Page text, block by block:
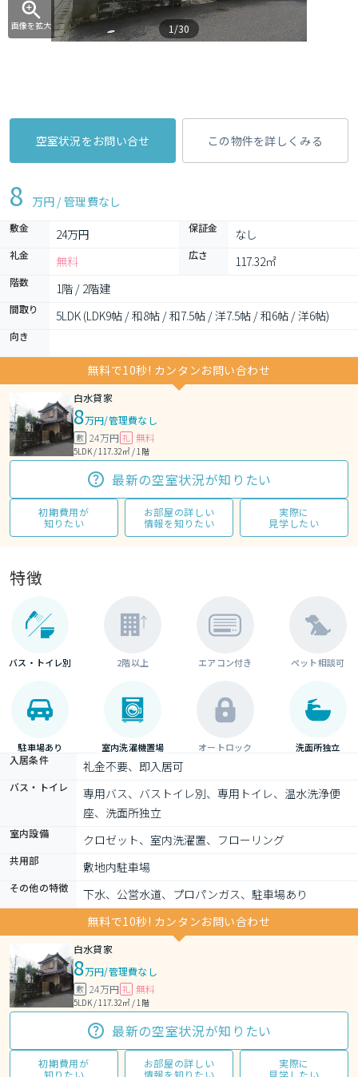
画像を拡大 1/30
空室状況をお問い合せ この物件を詳しくみる
8 万円 / 管理費なし
敷金 24万円 保証金 なし
礼金 無料 広さ 117.32㎡
階数 1階 / 2階建
間取り 5LDK (LDK9帖 / 和8帖 / 和7.5帖 / 洋7.5帖 / 和6帖 / 洋6帖)
向き
無料で10秒! カンタンお問い合わせ
白水貸家
8万円/管理費なし
敷 24万円 礼 無料
5LDK / 117.32㎡ / 1階
最新の空室状況が知りたい
初期費用が
知りたい
お部屋の詳しい
情報を知りたい
実際に
見学したい
特徴
バス・トイレ別 2階以上 エアコン付き ペット相談可
駐車場あり 室内洗濯機置場 オートロック 洗面所独立
入居条件 礼金不要、即入居可
バス・トイレ
専用バス、バストイレ別、専用トイレ、温水洗浄便
座、洗面所独立
室内設備 クロゼット、室内洗濯置、フローリング
共用部 敷地内駐車場
その他の特徴
下水、公営水道、プロパンガス、駐車場あり
無料で10秒! カンタンお問い合わせ
白水貸家
8万円/管理費なし
敷 24万円 礼 無料
5LDK / 117.32㎡ / 1階
最新の空室状況が知りたい
初期費用が
知りたい
お部屋の詳しい
情報を知りたい
実際に
見学したい